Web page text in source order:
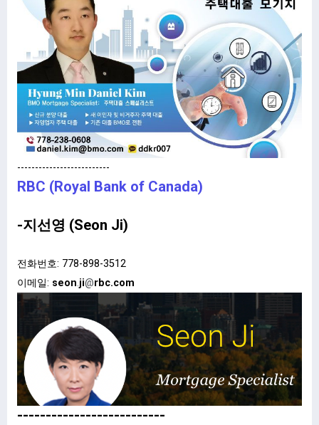
--------------------------
RBC (Royal Bank of Canada)
-지선영 (Seon Ji)
전화번호: 778-898-3512
이메일: seon.ji@rbc.com
--------------------------